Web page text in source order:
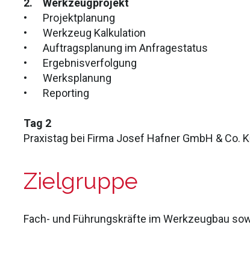
•
Projektplanung
•
Werkzeug Kalkulation
•
Auftragsplanung im Anfragestatus
•
Ergebnisverfolgung
•
Werksplanung
•
Reporting
Tag 2
Praxistag bei Firma Josef Hafner GmbH & Co.
Zielgruppe
Fach- und Führungskräfte im Werkzeugbau